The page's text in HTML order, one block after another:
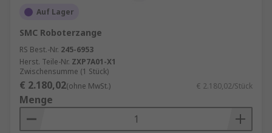
Auf Lager
SMC Roboterzange
RS Best.-Nr. 245-6953
Herst. Teile-Nr. ZXP7A01-X1
Zwischensumme (1 Stück)
€ 2.180,02(ohne MwSt.) € 2.180,02/Stück
Menge